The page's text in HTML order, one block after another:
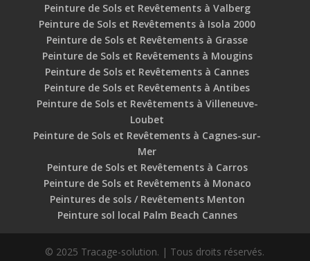
Peinture de Sols et Revêtements à Valberg
Peinture de Sols et Revêtements à Isola 2000
Peinture de Sols et Revêtements à Grasse
Peinture de Sols et Revêtements à Mougins
Peinture de Sols et Revêtements à Cannes
Peinture de Sols et Revêtements à Antibes
Peinture de Sols et Revêtements à Villeneuve-
Loubet
Peinture de Sols et Revêtements à Cagnes-sur-
Mer
Peinture de Sols et Revêtements à Carros
Peinture de Sols et Revêtements à Monaco
Peintures de sols / Revêtements Menton
Peinture sol local Palm Beach Cannes
© 2025 Tracage-solution. | Tous droits réservés.